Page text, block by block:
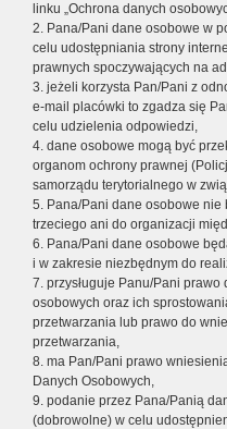
linku „Ochrona danych
2. Pana/Pani dane osobowe w
celu udostępniania strony
prawnych spoczywających na
3. jeżeli korzysta Pan/Pani z
e-mail placówki to zgadza się
celu udzielenia odpowiedzi,
4. dane osobowe mogą być
organom ochrony prawnej
samorządu terytorialnego w
5. Pana/Pani dane osobowe
trzeciego ani do organizacji
6. Pana/Pani dane osobowe
i w zakresie niezbędnym do
7. przysługuje Panu/Pani
osobowych oraz ich
przetwarzania lub prawo do
przetwarzania,
8. ma Pan/Pani prawo
Danych Osobowych,
9. podanie przez Pana/Panią
(dobrowolne) w celu